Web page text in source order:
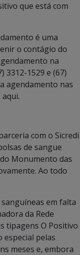
que está com
é uma
o contágio do
na
3312-1529 e (67)
agendamento nas
com o Sicredi
de sangue
Monumento das
Ao todo
em falta
da Rede
tipagens O Positivo
especial pelas
meses e, embora